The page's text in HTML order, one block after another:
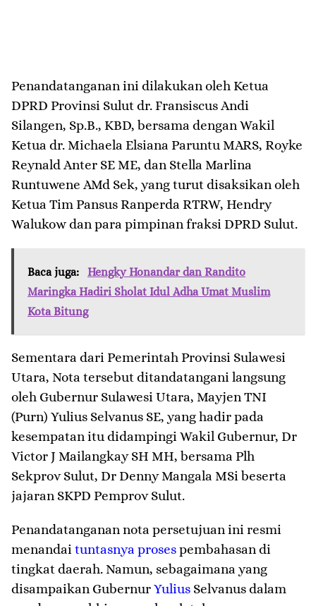
Penandatanganan ini dilakukan oleh Ketua
DPRD Provinsi Sulut dr. Fransiscus Andi
Silangen, Sp.B., KBD, bersama dengan Wakil
Ketua dr. Michaela Elsiana Paruntu MARS, Royke
Reynald Anter SE ME, dan Stella Marlina
Runtuwene AMd Sek, yang turut disaksikan oleh
Ketua Tim Pansus Ranperda RTRW, Hendry
Walukow dan para pimpinan fraksi DPRD Sulut.
Baca juga:
Hengky Honandar dan Randito
Maringka Hadiri Sholat Idul Adha Umat Muslim
Kota Bitung
Sementara dari Pemerintah Provinsi Sulawesi
Utara, Nota tersebut ditandatangani langsung
oleh Gubernur Sulawesi Utara, Mayjen TNI
(Purn) Yulius Selvanus SE, yang hadir pada
kesempatan itu didampingi Wakil Gubernur, Dr
Victor J Mailangkay SH MH, bersama Plh
Sekprov Sulut, Dr Denny Mangala MSi beserta
jajaran SKPD Pemprov Sulut.
Penandatanganan nota persetujuan ini resmi
menandai tuntasnya prosespembahasan di
tingkat daerah. Namun, sebagaimana yang
disampaikan GubernurYulius Selvanus dalam